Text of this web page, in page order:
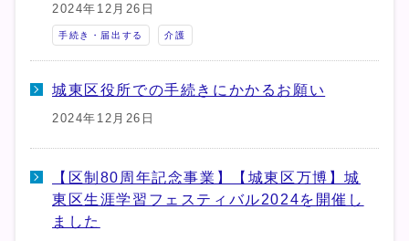
2024年12月26日
手続き・届出する 介護
城東区役所での手続きにかかるお願い
2024年12月26日
【区制80周年記念事業】【城東区万博】城
東区生涯学習フェスティバル2024を開催し
ました